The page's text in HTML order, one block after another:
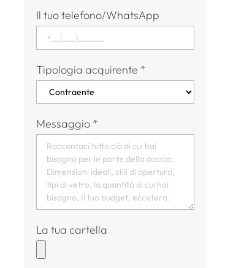
Il tuo telefono/WhatsApp
Tipologia acquirente *
Messaggio *
La tua cartella